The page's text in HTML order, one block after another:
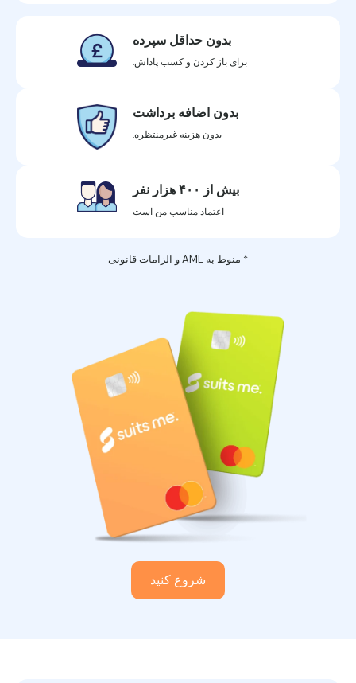
بدون حداقل سپرده
برای باز کردن و کسب پاداش.
بدون اضافه برداشت
بدون هزینه غیرمنتظره.
بیش از ۴۰۰ هزار نفر
اعتماد مناسب من است
* منوط به AML و الزامات قانونی
شروع کنید